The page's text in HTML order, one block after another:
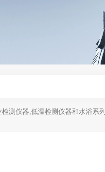
测仪器,低温检测仪器和水浴系列